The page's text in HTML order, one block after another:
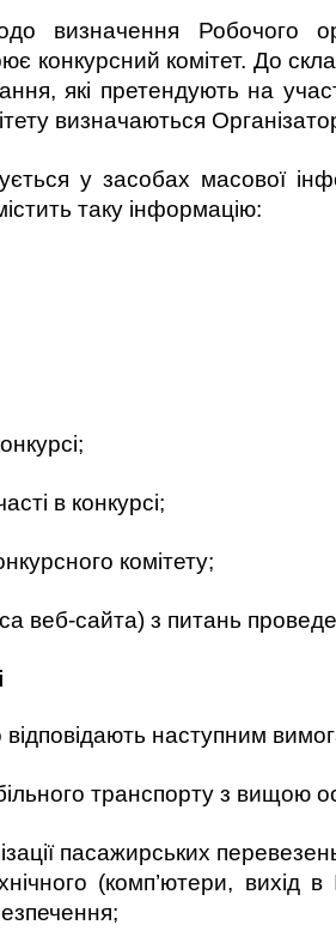
визначення Робочого
конкурсний комітет. До
які претендують на
визначаються
у засобах масової
таку інформацію:
в конкурсі;
комітету;
веб-сайта) з питань
наступним
транспорту з вищою
пасажирських
(комп’ютери, вихід в